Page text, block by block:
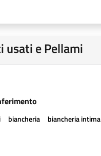
usati e Pellami
biancheria biancheria intima